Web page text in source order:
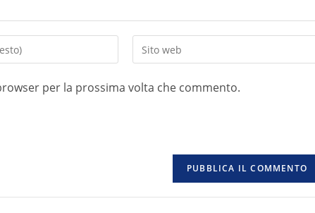
per la prossima volta che commento.